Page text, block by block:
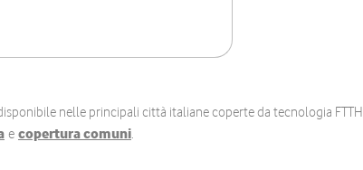
nelle principali città italiane coperte da tecnologia FTTH
e copertura comuni.